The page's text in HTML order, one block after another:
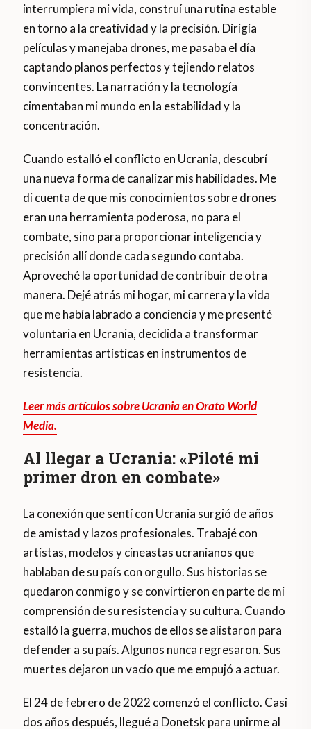
interrumpiera mi vida, construí una rutina estable
en torno a la creatividad y la precisión. Dirigía
películas y manejaba drones, me pasaba el día
captando planos perfectos y tejiendo relatos
convincentes. La narración y la tecnología
cimentaban mi mundo en la estabilidad y la
concentración.
Cuando estalló el conflicto en Ucrania, descubrí
una nueva forma de canalizar mis habilidades. Me
di cuenta de que mis conocimientos sobre drones
eran una herramienta poderosa, no para el
combate, sino para proporcionar inteligencia y
precisión allí donde cada segundo contaba.
Aproveché la oportunidad de contribuir de otra
manera. Dejé atrás mi hogar, mi carrera y la vida
que me había labrado a conciencia y me presenté
voluntaria en Ucrania, decidida a transformar
herramientas artísticas en instrumentos de
resistencia.
Leer más artículos sobre Ucrania en Orato World
Media.
Al llegar a Ucrania: «Piloté mi
primer dron en combate»
La conexión que sentí con Ucrania surgió de años
de amistad y lazos profesionales. Trabajé con
artistas, modelos y cineastas ucranianos que
hablaban de su país con orgullo. Sus historias se
quedaron conmigo y se convirtieron en parte de mi
comprensión de su resistencia y su cultura. Cuando
estalló la guerra, muchos de ellos se alistaron para
defender a su país. Algunos nunca regresaron. Sus
muertes dejaron un vacío que me empujó a actuar.
El 24 de febrero de 2022 comenzó el conflicto. Casi
dos años después, llegué a Donetsk para unirme al